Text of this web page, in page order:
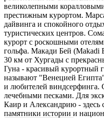
великолепными
престижным курортом.
дайвинга и спокойного
туристических центров.
курорт с роскошными
гольфа. Макади Бей (Makadi
30 км от Хургады с
Гуна - красивый курортный
называют "Венецией
и любителей виндсерфинга.
лечебными песками. Для
Каир и Александрию - здесь
памятники истории и